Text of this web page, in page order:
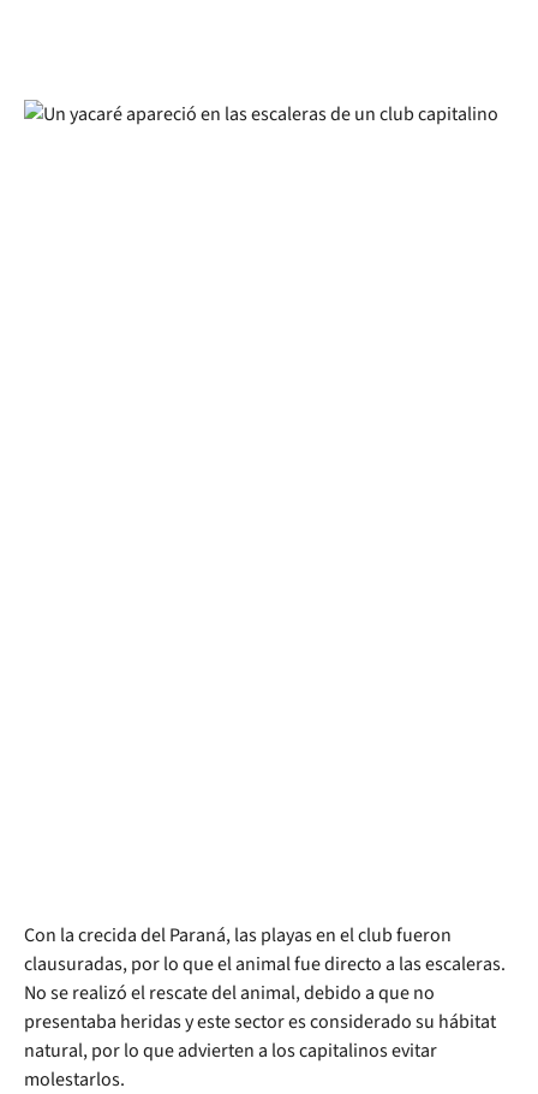
Con la crecida del Paraná, las playas en el club fueron
clausuradas, por lo que el animal fue directo a las escaleras.
No se realizó el rescate del animal, debido a que no
presentaba heridas y este sector es considerado su hábitat
natural, por lo que advierten a los capitalinos evitar
molestarlos.